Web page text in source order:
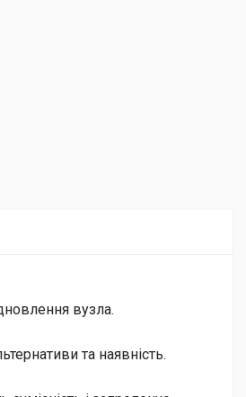
вузла.
та наявність.